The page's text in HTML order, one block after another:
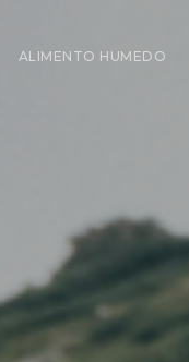
ALIMENTO HUMEDO